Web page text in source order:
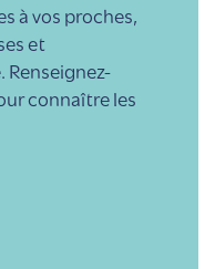
à vos proches,
et
connaître les